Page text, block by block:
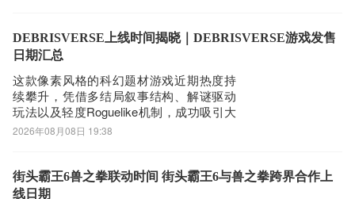
战价值，玩家需深入理解其技能逻辑、伤
害构成及协同策略，方能在高难度关卡中
DEBRISVERSE上线时间揭晓｜DEBRISVERSE游戏发售
日期汇总
这款像素风格的科幻题材游戏近期热度持
续攀升，凭借多结局叙事结构、解谜驱动
玩法以及轻度Roguelike机制，成功吸引大
量玩家关注。不少用户在搜索
2026年7月29日全球同步上线。《biubiu加
速器》最新下载地址》》
2026年08月08日 19:38
街头霸王6兽之拳联动时间 街头霸王6与兽之拳跨界合作上
线日期